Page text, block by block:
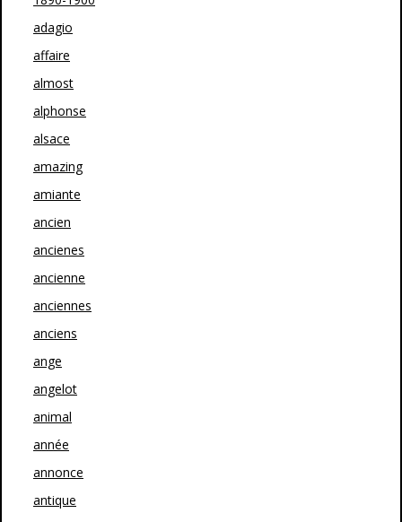
adagio
affaire
almost
alphonse
alsace
amazing
amiante
ancien
ancienes
ancienne
anciennes
anciens
ange
angelot
animal
année
annonce
antique